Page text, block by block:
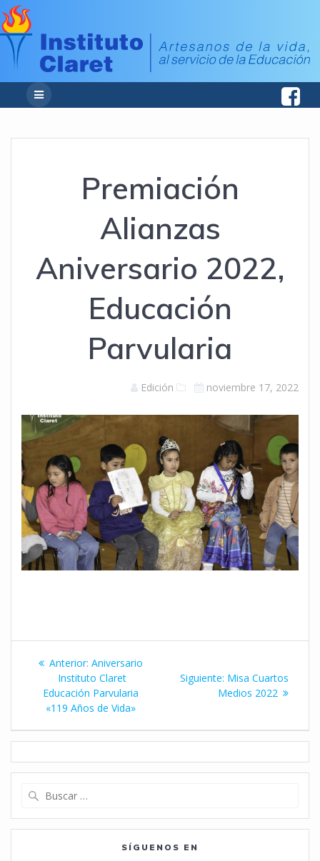
Premiación
Alianzas
Aniversario 2022,
Educación
Parvularia
Edición noviembre 17, 2022
Navegación
entradas
Anterior: Entrada
anterior:
Aniversario
Instituto Claret
Educación Parvularia
«119 Años de Vida»
Siguiente: Siguiente
entrada:
Misa Cuartos
Medios 2022
SÍGUENOS EN